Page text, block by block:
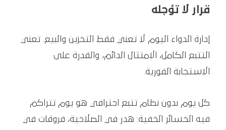
قرار لا تؤجله
إدارة الدواء اليوم لا تعني فقط التخزين والبيع. تعني
التتبع الكامل، الامتثال الدائم، والقدرة على
الاستجابة الفورية.
كل يوم بدون نظام تتبع احترافي هو يوم تتراكم
فيه الخسائر الخفية: هدر في الصلاحية، فروقات في